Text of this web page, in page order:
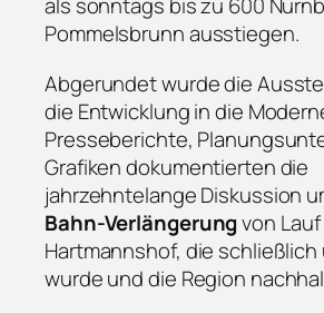
als sonntags bis zu 600
Pommelsbrunn ausstiegen.
Abgerundet wurde die
die Entwicklung in die
Presseberichte,
Grafiken dokumentierten die
jahrzehntelange Diskussion
Bahn-Verlängerungvon
Hartmannshof, die
wurde und die Region